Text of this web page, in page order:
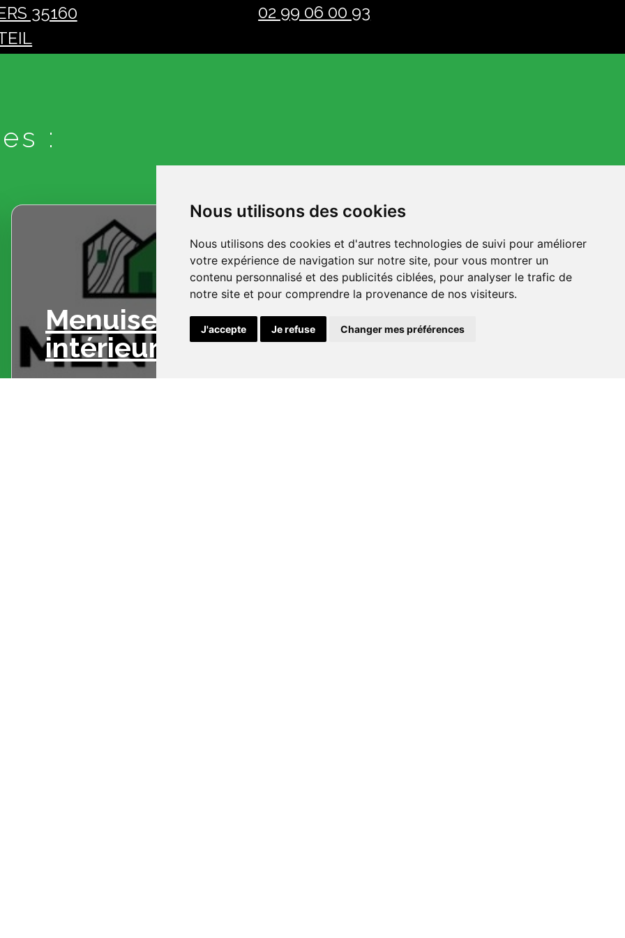
Nous utilisons des cookies
Nous utilisons des cookies et d'autres technologies de suivi pour améliorer
votre expérience de navigation sur notre site, pour vous montrer un
contenu personnalisé et des publicités ciblées, pour analyser le trafic de
notre site et pour comprendre la provenance de nos visiteurs.
J'accepte Je refuse Changer mes préférences
35160
02 99 06 00 93
:
Menuiserie
intérieure
Menuiserie